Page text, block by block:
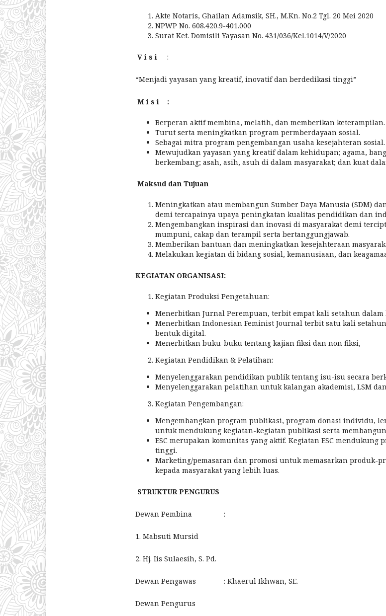
Akte Notaris, Ghailan Adamsik, SH., M.Kn. No.2 Tgl. 20 Mei 2020
NPWP No. 608.420.9-401.000
Surat Ket. Domisili Yayasan No. 431/036/Kel.1014/V/2020
V i s i :
“Menjadi yayasan yang kreatif, inovatif dan berdedikasi tinggi”
M i s i :
Berperan aktif membina, melatih, dan memberikan keterampilan.
Turut serta meningkatkan program permberdayaan sosial.
Sebagai mitra program pengembangan usaha kesejahteran sosial.
Mewujudkan yayasan yang kreatif dalam kehidupan; agama,
berkembang; asah, asih, asuh di dalam masyarakat; dan kuat
Maksud dan Tujuan
Meningkatkan atau membangun Sumber Daya Manusia (SDM)
demi tercapainya upaya peningkatan kualitas pendidikan dan
Mengembangkan inspirasi dan inovasi di masyarakat demi
mumpuni, cakap dan terampil serta bertanggungjawab.
Memberikan bantuan dan meningkatkan kesejahteraan
Melakukan kegiatan di bidang sosial, kemanusiaan, dan
KEGIATAN ORGANISASI:
Kegiatan Produksi Pengetahuan:
Menerbitkan Jurnal Perempuan, terbit empat kali setahun dalam
Menerbitkan Indonesian Feminist Journal terbit satu kali
bentuk digital.
Menerbitkan buku-buku tentang kajian fiksi dan non fiksi,
Kegiatan Pendidikan & Pelatihan:
Menyelenggarakan pendidikan publik tentang isu-isu secara
Menyelenggarakan pelatihan untuk kalangan akademisi, LSM
Kegiatan Pengembangan:
Mengembangkan program publikasi, program donasi individu,
untuk mendukung kegiatan-kegiatan publikasi serta
ESC merupakan komunitas yang aktif. Kegiatan ESC
tinggi.
Marketing/pemasaran dan promosi untuk memasarkan produk-
kepada masyarakat yang lebih luas.
STRUKTUR PENGURUS
Dewan Pembina :
1. Mabsuti Mursid
2. Hj. Iis Sulaesih, S. Pd.
Dewan Pengawas : Khaerul Ikhwan, SE.
Dewan Pengurus